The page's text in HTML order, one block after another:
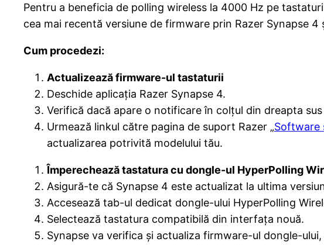
Pentru a beneficia de polling wireless la 4000 Hz pe
cea mai recentă versiune de firmware prin Razer Synapse
Cum procedezi:
Actualizează firmware-ul tastaturii
Deschide aplicația Razer Synapse 4.
Verifică dacă apare o notificare în colțul din dreapta
Urmează linkul către pagina de suport Razer „Software
actualizarea potrivită modelului tău.
Împerechează tastatura cu dongle-ul HyperPolling
Asigură-te că Synapse 4 este actualizat la ultima
Accesează tab-ul dedicat dongle-ului HyperPolling
Selectează tastatura compatibilă din interfața nouă.
Synapse va verifica și actualiza firmware-ul dongle-